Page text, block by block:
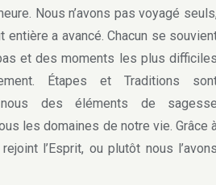
Nous n’avons pas voyagé
entière a avancé. Chacun se
et des moments les plus
Étapes et Traditions
des éléments de
les domaines de notre vie. Grâce
l’Esprit, ou plutôt nous